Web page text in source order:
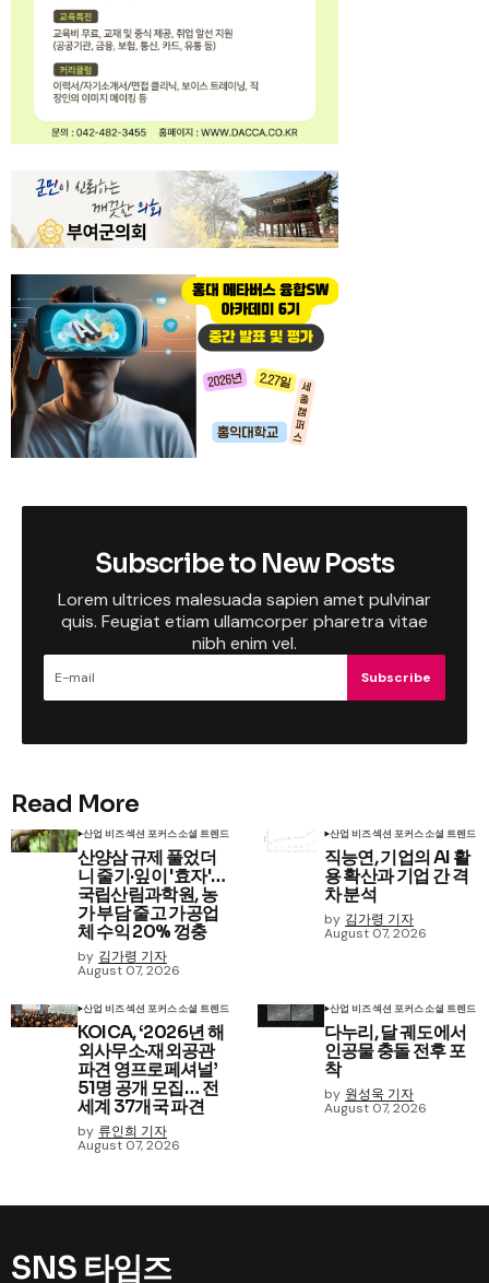
Subscribe to New Posts
Lorem ultrices malesuada sapien amet pulvinar
quis. Feugiat etiam ullamcorper pharetra vitae
nibh enim vel.
Subscribe
Read More
산업 비즈섹션 포커스소셜 트렌드
산양삼 규제 풀었더
니 줄기·잎이 '효자'…
국립산림과학원, 농
가 부담 줄고 가공업
체 수익 20% 껑충
by 김가령 기자
August 07, 2026
산업 비즈섹션 포커스소셜 트렌드
직능연, 기업의 AI 활
용 확산과 기업 간 격
차 분석
by 김가령 기자
August 07, 2026
산업 비즈섹션 포커스소셜 트렌드
KOICA, ‘2026년 해
외사무소·재외공관
파견 영프로페셔널’
51명 공개 모집… 전
세계 37개국 파견
by 류인희 기자
August 07, 2026
산업 비즈섹션 포커스소셜 트렌드
다누리, 달 궤도에서
인공물 충돌 전후 포
착
by 원성욱 기자
August 07, 2026
SNS 타임즈